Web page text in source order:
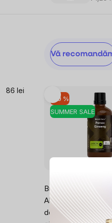
86 lei
Selectarea
produsului
Vă
Listă
produse
SUMMER SALE
–10 %
Brainmax® Panax
Alcohol Free
de Ginseng, 100 ml